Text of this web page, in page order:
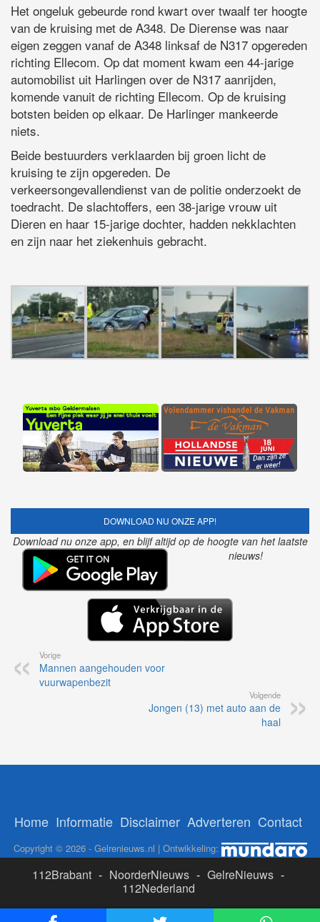
Het ongeluk gebeurde rond kwart over twaalf ter hoogte
van de kruising met de A348. De Dierense was naar
eigen zeggen vanaf de A348 linksaf de N317 opgereden
richting Ellecom. Op dat moment kwam een 44-jarige
automobilist uit Harlingen over de N317 aanrijden,
komende vanuit de richting Ellecom. Op de kruising
botsten beiden op elkaar. De Harlinger mankeerde
niets.
Beide bestuurders verklaarden bij groen licht de
kruising te zijn opgereden. De
verkeersongevallendienst van de politie onderzoekt de
toedracht. De slachtoffers, een 38-jarige vrouw uit
Dieren en haar 15-jarige dochter, hadden nekklachten
en zijn naar het ziekenhuis gebracht.
DOWNLOAD NU ONZE APP!
Download nu onze app, en blijf altijd op de hoogte van het laatste
nieuws!
Vorige
Mannen aangehouden voor
vuurwapenbezit
Volgende
Jongen (13) met auto aan de
haal
Home Informatie Disclaimer Adverteren Contact
Copyright © 2026 - Gelrenieuws.nl | Ontwikkeling:
112Brabant - NoorderNieuws - GelreNieuws -
112Nederland